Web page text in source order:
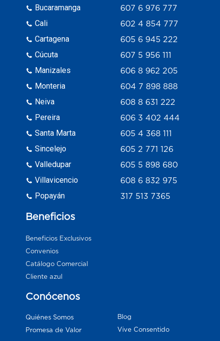
Bucaramanga
Cali
Cartagena
Cúcuta
Manizales
Monteria
Neiva
Pereira
Santa Marta
Sincelejo
Valledupar
Villavicencio
Popayán
607 6 976 777
602 4 854 777
605 6 945 222
607 5 956 111
606 8 962 205
604 7 898 888
608 8 631 222
606 3 402 444
605 4 368 111
605 2 771 126
605 5 898 680
608 6 832 975
317 513 7365
Beneficios
Beneficios Exclusivos
Convenios
Catálogo Comercial
Cliente azul
Conócenos
Quiénes Somos
Promesa de Valor
Blog
Vive Consentido